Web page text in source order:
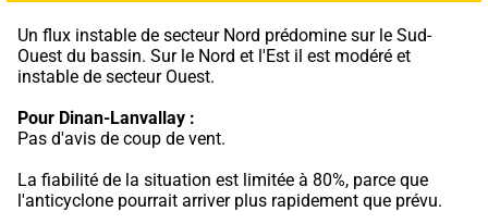
Un flux instable de secteur Nord prédomine sur le Sud-
Ouest du bassin. Sur le Nord et l'Est il est modéré et
instable de secteur Ouest.
Pour Dinan-Lanvallay :
Pas d'avis de coup de vent.
La fiabilité de la situation est limitée à 80%, parce que
l'anticyclone pourrait arriver plus rapidement que prévu.